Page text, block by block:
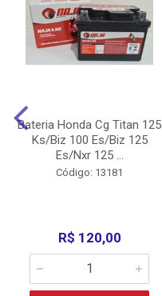
Bateria Honda Cg Titan 125
Ks/Biz 100 Es/Biz 125
Es/Nxr 125 ...
Código: 13181
R$ 120,00